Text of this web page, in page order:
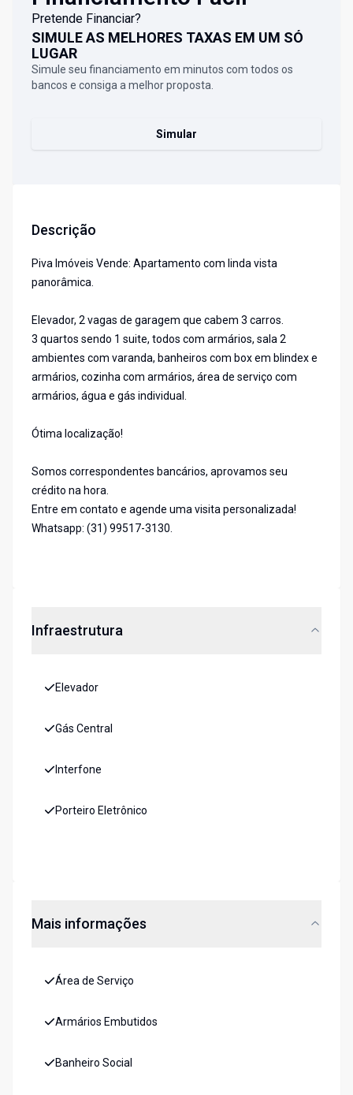
Pretende Financiar?
SIMULE AS MELHORES TAXAS EM UM SÓ
LUGAR
Simule seu financiamento em minutos com todos os
bancos e consiga a melhor proposta.
Simular
Descrição
Piva Imóveis Vende: Apartamento com linda vista
panorâmica.
Elevador, 2 vagas de garagem que cabem 3 carros.
3 quartos sendo 1 suite, todos com armários, sala 2
ambientes com varanda, banheiros com box em blindex e
armários, cozinha com armários, área de serviço com
armários, água e gás individual.
Ótima localização!
Somos correspondentes bancários, aprovamos seu
crédito na hora.
Entre em contato e agende uma visita personalizada!
Whatsapp: (31) 99517-3130.
Infraestrutura
Elevador
Gás Central
Interfone
Porteiro Eletrônico
Mais informações
Área de Serviço
Armários Embutidos
Banheiro Social